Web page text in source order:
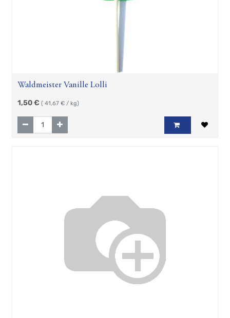
Waldmeister Vanille Lolli
1,50€ ( 41,67 € / kg)